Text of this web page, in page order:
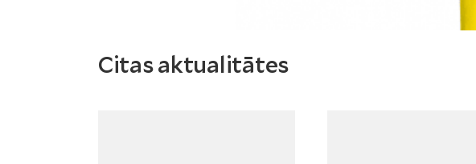
Citas aktualitātes